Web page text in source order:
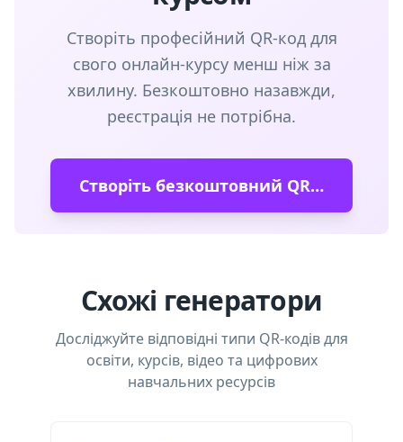
Створіть професійний QR-код для
свого онлайн-курсу менш ніж за
хвилину. Безкоштовно назавжди,
реєстрація не потрібна.
Створіть безкоштовний QR-код
Схожі генератори
Досліджуйте відповідні типи QR-кодів для
освіти, курсів, відео та цифрових
навчальних ресурсів